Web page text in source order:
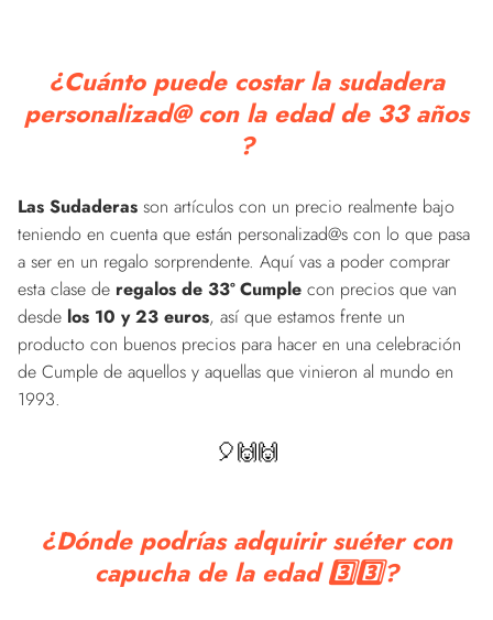
¿Cuánto puede costar la sudadera
personalizad@ con la edad de 33 años
?
Las Sudaderas son artículos con un precio realmente bajo
teniendo en cuenta que están personalizad@s con lo que pasa
a ser en un regalo sorprendente. Aquí vas a poder comprar
esta clase de regalos de 33º Cumple con precios que van
desde los 10 y 23 euros, así que estamos frente un
producto con buenos precios para hacer en una celebración
de Cumple de aquellos y aquellas que vinieron al mundo en
1993.
🎈🙌🙌
¿Dónde podrías adquirir suéter con
capucha de la edad 3️⃣3️⃣?